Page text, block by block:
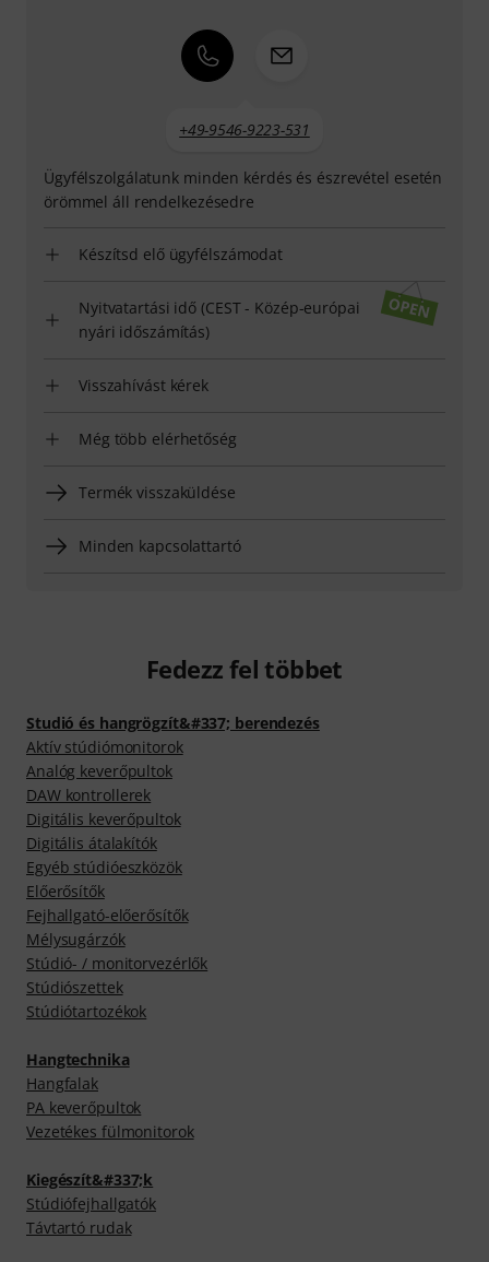
+49-9546-9223-531
Ügyfélszolgálatunk minden kérdés és észrevétel esetén
örömmel áll rendelkezésedre
Készítsd elő ügyfélszámodat
Nyitvatartási idő (CEST - Közép-európai
nyári időszámítás)
Visszahívást kérek
Még több elérhetőség
Termék visszaküldése
Minden kapcsolattartó
Fedezz fel többet
Studió és hangrögzít&#337; berendezés
Aktív stúdiómonitorok
Analóg keverőpultok
DAW kontrollerek
Digitális keverőpultok
Digitális átalakítók
Egyéb stúdióeszközök
Előerősítők
Fejhallgató-előerősítők
Mélysugárzók
Stúdió- / monitorvezérlők
Stúdiószettek
Stúdiótartozékok
Hangtechnika
Hangfalak
PA keverőpultok
Vezetékes fülmonitorok
Kiegészít&#337;k
Stúdiófejhallgatók
Távtartó rudak